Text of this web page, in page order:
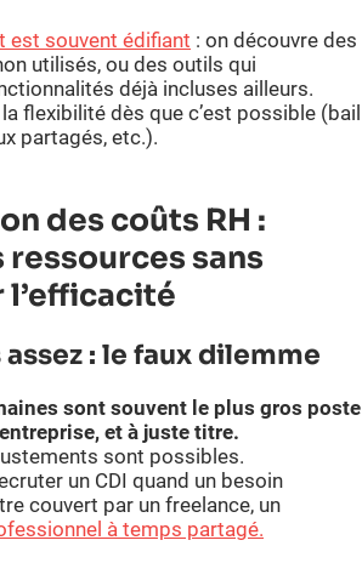
est souvent édifiant : on découvre des
utilisés, ou des outils qui
déjà incluses ailleurs.
flexibilité dès que c’est possible (bail
partagés, etc.).
des coûts RH :
sans
l’efficacité
: le faux dilemme
sont souvent le plus gros poste
et à juste titre.
sont possibles.
un CDI quand un besoin
couvert par un freelance, un
à temps partagé.